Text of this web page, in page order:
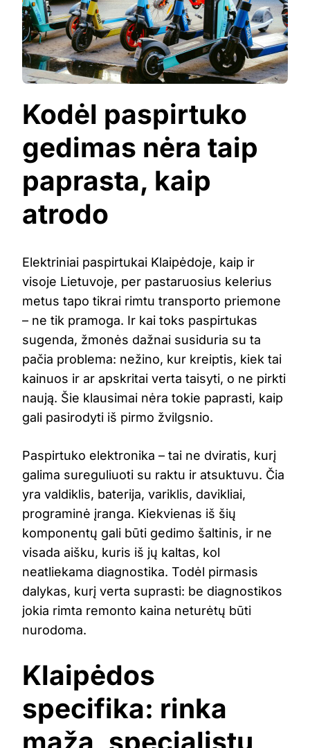
Kodėl paspirtuko
gedimas nėra taip
paprasta, kaip
atrodo
Elektriniai paspirtukai Klaipėdoje, kaip ir
visoje Lietuvoje, per pastaruosius kelerius
metus tapo tikrai rimtu transporto priemone
– ne tik pramoga. Ir kai toks paspirtukas
sugenda, žmonės dažnai susiduria su ta
pačia problema: nežino, kur kreiptis, kiek tai
kainuos ir ar apskritai verta taisyti, o ne pirkti
naują. Šie klausimai nėra tokie paprasti, kaip
gali pasirodyti iš pirmo žvilgsnio.
Paspirtuko elektronika – tai ne dviratis, kurį
galima sureguliuoti su raktu ir atsuktuvu. Čia
yra valdiklis, baterija, variklis, davikliai,
programinė įranga. Kiekvienas iš šių
komponentų gali būti gedimo šaltinis, ir ne
visada aišku, kuris iš jų kaltas, kol
neatliekama diagnostika. Todėl pirmasis
dalykas, kurį verta suprasti: be diagnostikos
jokia rimta remonto kaina neturėtų būti
nurodoma.
Klaipėdos
specifika: rinka